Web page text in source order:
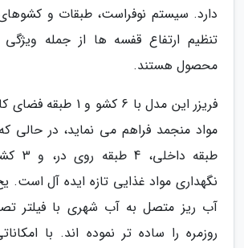
دارد. سیستم نوفراست، طبقات و کشوهای
تنظیم ارتفاع قفسه ها از جمله
محصول هستند.
فریزر این مدل با 6 کشو
طبقه
نگهداری مواد غذایی تازه ایده آل است.
آب ریز متصل به آب شهری با فیلتر
روزمره را ساده تر نموده اند. با